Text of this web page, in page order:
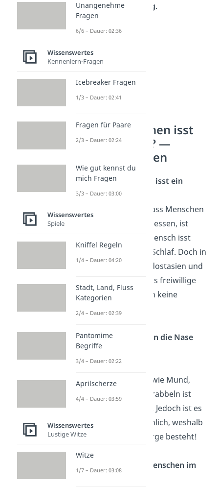
ist wirklichsehr gering.
Wie viele Spinnen isst
man im Schlaf? —
häufigste Fragen
Wie viele Insekten isst ein
Mensch im Jahr?
An dem Mythos, dass Menschen
Insekten im Schlaf essen, ist
nichts dran! Der Mensch isst
keine Insekten im Schlaf. Doch in
Lateinamerika, Südostasien und
Zentralafrika ist das freiwillige
Essen von Insekten keine
Seltenheit.
Kann eine Spinne in die Nase
krabbeln?
Dass Spinnen in
Körperöffnungen wie Mund,
Nase und Ohren krabbeln ist
prinzipiell möglich. Jedoch ist es
sehr unwahrscheinlich, weshalb
kein Grund zur Sorge besteht!
Beißen Spinnen Menschen im
Unangenehme
Fragen
6/6 – Dauer: 02:36
Wissenswertes
Kennenlern-Fragen
Icebreaker Fragen
1/3 – Dauer: 02:41
Fragen für Paare
2/3 – Dauer: 02:24
Wie gut kennst du
mich Fragen
3/3 – Dauer: 03:00
Wissenswertes
Spiele
Kniffel Regeln
1/4 – Dauer: 04:20
Stadt, Land, Fluss
Kategorien
2/4 – Dauer: 02:39
Pantomime
Begriffe
3/4 – Dauer: 02:22
Aprilscherze
4/4 – Dauer: 03:59
Wissenswertes
Lustige Witze
Witze
1/7 – Dauer: 03:08